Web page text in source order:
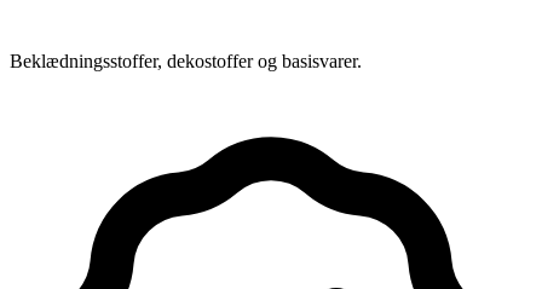
Beklædningsstoffer, dekostoffer og basisvarer.